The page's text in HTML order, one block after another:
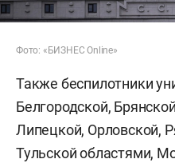
Фото: «БИЗНЕС Online»
Также беспилотники
Белгородской,
Липецкой, Орловской,
Тульской областями,